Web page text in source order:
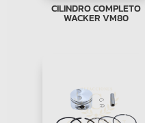
CILINDRO COMPLETO
WACKER VM80